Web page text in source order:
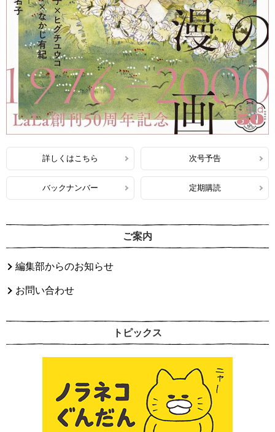
詳しくはこちら 次号予告
バックナンバー 定期購読
ご案内
編集部からのお知らせ
お問い合わせ
トピックス